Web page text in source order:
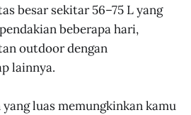
besar sekitar 56–75 L yang
beberapa hari,
outdoor dengan
lainnya.
luas memungkinkan kamu